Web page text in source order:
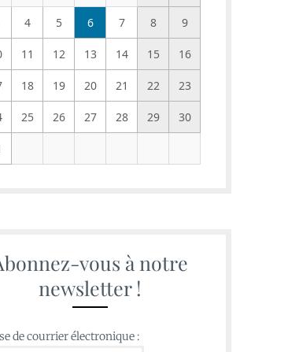
4 5 6 7 8 9
11 12 13 14 15 16
18 19 20 21 22 23
25 26 27 28 29 30
vous à notre
newsletter !
de courrier électronique :